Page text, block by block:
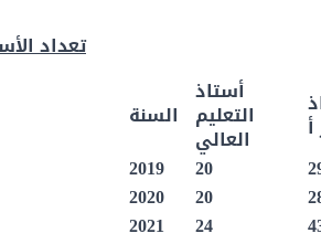
تعداد
أستاذ
التعليم
العالي
السنة
20
2019
20
2020
24
2021